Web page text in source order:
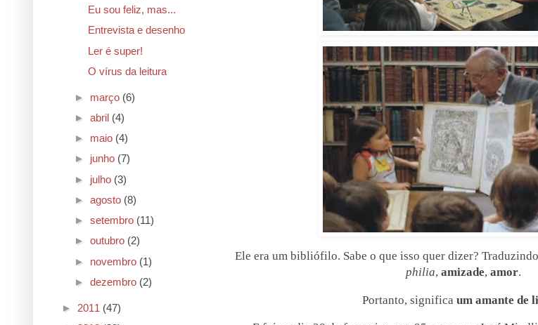
Ele era um bibliófilo. Sabe o que isso quer dizer?
philia, amizade, amor.
Portanto, significa um amante de
Eu sou feliz, mas...
Entrevista e desenho
Ler é super!
O vírus da leitura
► março (6)
► abril (4)
► maio (4)
► junho (7)
► julho (3)
► agosto (8)
► setembro (11)
► outubro (2)
► novembro (1)
► dezembro (2)
► 2011 (47)